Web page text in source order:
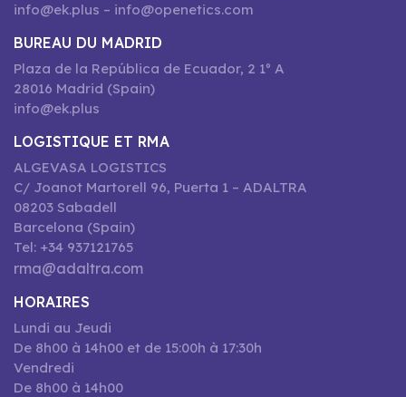
info@ek.plus – info@openetics.com
BUREAU DU MADRID
Plaza de la República de Ecuador, 2 1º A
28016 Madrid (Spain)
info@ek.plus
LOGISTIQUE ET RMA
ALGEVASA LOGISTICS
C/ Joanot Martorell 96, Puerta 1 – ADALTRA
08203 Sabadell
Barcelona (Spain)
Tel: +34 937121765
rma@adaltra.com
HORAIRES
Lundi au Jeudi
De 8h00 à 14h00 et de 15:00h à 17:30h
Vendredi
De 8h00 à 14h00